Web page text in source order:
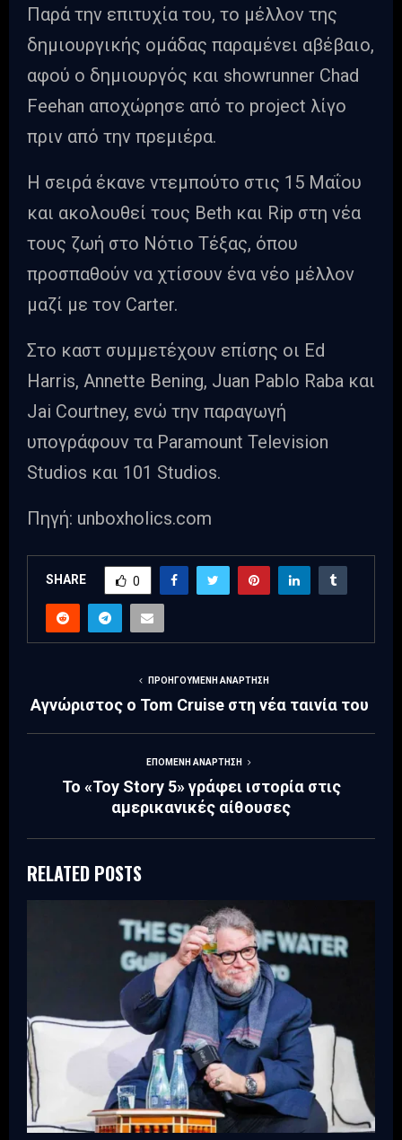
Παρά την επιτυχία του, το μέλλον της
δημιουργικής ομάδας παραμένει αβέβαιο,
αφού ο δημιουργός και showrunner Chad
Feehan αποχώρησε από το project λίγο
πριν από την πρεμιέρα.
Η σειρά έκανε ντεμπούτο στις 15 Μαΐου
και ακολουθεί τους Beth και Rip στη νέα
τους ζωή στο Νότιο Τέξας, όπου
προσπαθούν να χτίσουν ένα νέο μέλλον
μαζί με τον Carter.
Στο καστ συμμετέχουν επίσης οι Ed
Harris, Annette Bening, Juan Pablo Raba και
Jai Courtney, ενώ την παραγωγή
υπογράφουν τα Paramount Television
Studios και 101 Studios.
Πηγή: unboxholics.com
SHARE 0
ΠΡΟΗΓΟΎΜΕΝΗ ΑΝΆΡΤΗΣΗ
Αγνώριστος ο Tom Cruise στη νέα ταινία του
ΕΠΌΜΕΝΗ ΑΝΆΡΤΗΣΗ
Το «Toy Story 5» γράφει ιστορία στις
αμερικανικές αίθουσες
RELATED POSTS